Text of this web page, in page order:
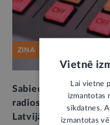
ZIŅA
Sabiedriskajā
radiostacijās
Latvijā
Vietnē
Lai vietne
izmantotas
sīkdatnes.
izmantotas